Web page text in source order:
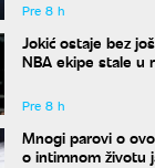
Pre 8 h
Jokić ostaje bez
NBA ekipe stale u
Pre 8 h
Mnogi parovi o
o intimnom životu